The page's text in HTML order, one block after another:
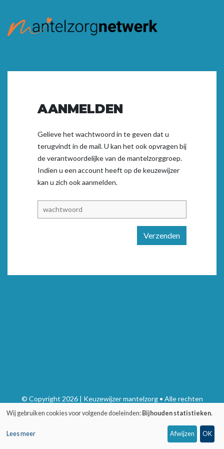
AANMELDEN
Gelieve het wachtwoord in te geven dat u
terugvindt in de mail. U kan het ook opvragen bij
de verantwoordelijke van de mantelzorggroep.
Indien u een account heeft op de keuzewijzer
kan u zich ookaanmelden.
Verzenden
© Copyright 2026 | Keuzewijzer mantelzorg • Alle rechten
voorbehouden
Wij gebruiken cookies voor volgende doeleinden: Bijhouden statistieken.
Lees meer Afwijzen OK